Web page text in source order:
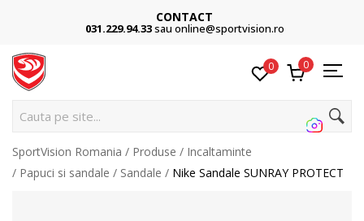
CONTACT
031.229.94.33sau online@sportvision.ro
0 0
Cauta pe site...
SportVision Romania Produse
Incaltaminte
Papuci si sandale
Sandale Nike Sandale SUNRAY PROTECT